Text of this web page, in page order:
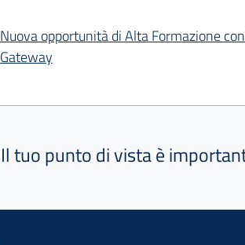
Nuova opportunità di Alta Formazione
Gateway
Il tuo punto di vista è